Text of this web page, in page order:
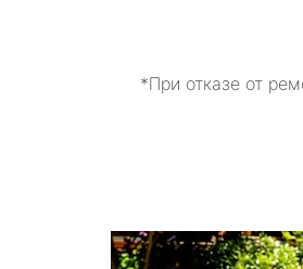
*При отказе от